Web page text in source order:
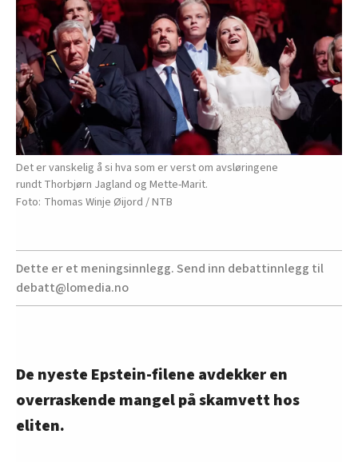
Det er vanskelig å si hva som er verst om avsløringene
rundt Thorbjørn Jagland og Mette-Marit.
Thomas Winje Øijord / NTB
Dette er et meningsinnlegg. Send inn debattinnlegg til
debatt@lomedia.no
De nyeste Epstein-filene avdekker en
overraskende mangel på skamvett hos
eliten.